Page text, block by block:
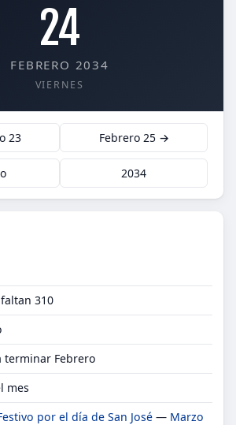
24
FEBRERO 2034
VIERNES
23 Febrero 25 →
2034
310
terminar Febrero
mes
por el día de San José — Marzo